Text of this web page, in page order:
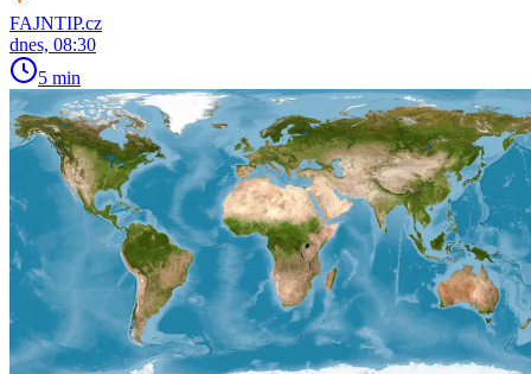
FAJNTIP.cz
dnes, 08:30
5 min